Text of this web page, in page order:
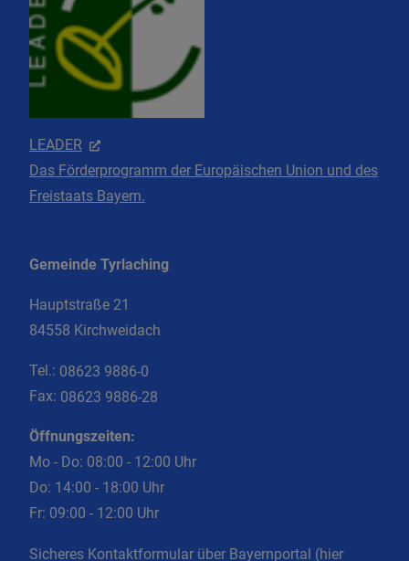
LEADER
Das Förderprogramm der Europäischen Union und des
Freistaats Bayern.
Gemeinde Tyrlaching
Hauptstraße 21
84558 Kirchweidach
Tel.: 08623 9886-0
Fax: 08623 9886-28
Öffnungszeiten:
Mo - Do: 08:00 - 12:00 Uhr
Do: 14:00 - 18:00 Uhr
Fr: 09:00 - 12:00 Uhr
Sicheres Kontaktformular über Bayernportal (hier